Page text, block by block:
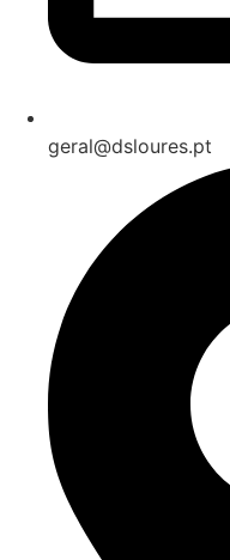
geral@dsloures.pt